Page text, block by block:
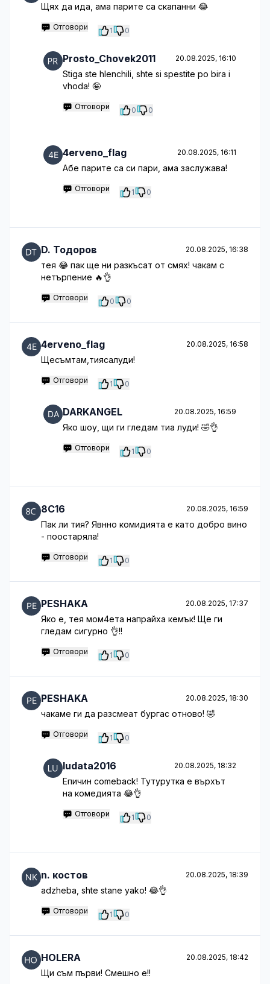
Щях да ида, ама парите са скапанни 😂
Отговори 1 0
Prosto_Chovek2011 20.08.2025, 16:10
Stiga ste hlenchili, shte si spestite po bira i
vhoda! 🤪
Отговори 0 0
4erveno_flag 20.08.2025, 16:11
Абе парите са си пари, ама заслужава!
Отговори 1 0
D. Тодоров 20.08.2025, 16:38
тея 😂 пак ще ни разкъсат от смях! чакам с
нетърпение 🔥👌
Отговори 0 0
4erveno_flag 20.08.2025, 16:58
Щесъмтам,тиясалуди!
Отговори 1 0
DARKANGEL 20.08.2025, 16:59
Яко шоу, щи ги гледам тиа луди! 🤣👌
Отговори 1 0
8C16 20.08.2025, 16:59
Пак ли тия? Явнно комидията е като добро вино
- поостаряла!
Отговори 1 0
PESHAKA 20.08.2025, 17:37
Яко е, тея мом4ета напрайха кемък! Ще ги
гледам сигурно 👌!!
Отговори 1 0
PESHAKA 20.08.2025, 18:30
чакаме ги да разсмеат бургас отново! 🤣
Отговори 1 0
ludata2016 20.08.2025, 18:32
Епичин comeback! Тутурутка е върхът
на комедията 😂👌
Отговори 1 0
n. костов 20.08.2025, 18:39
adzheba, shte stane yako! 😂👌
Отговори 1 0
HOLERA 20.08.2025, 18:42
Щи съм първи! Смешно е!!